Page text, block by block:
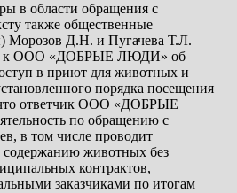
в области обращения с
также общественные
Морозов Д.Н. и Пугачева Т.Л.
к ООО «ДОБРЫЕ ЛЮДИ» об
в приют для животных и
порядка посещения
что ответчик ООО «ДОБРЫЕ
по обращению с
в том числе проводит
содержанию животных без
контрактов,
заказчиками по итогам